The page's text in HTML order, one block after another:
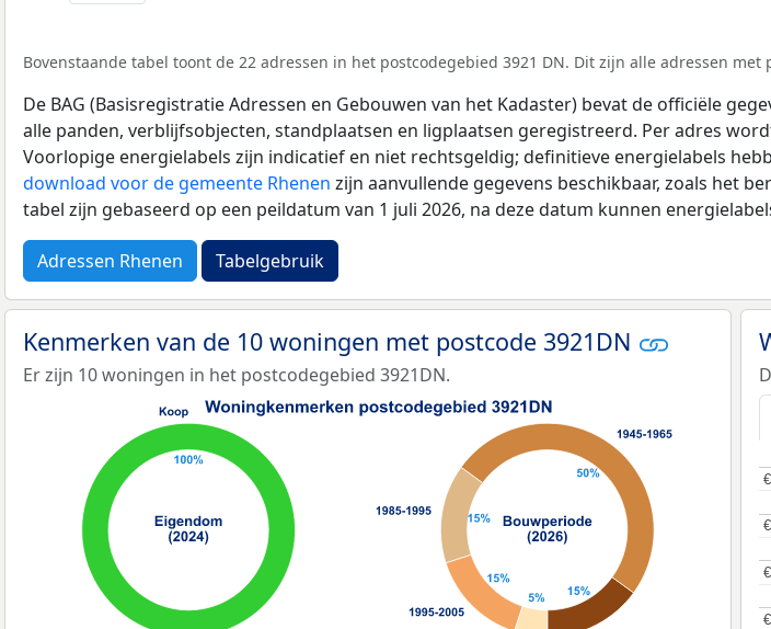
Bovenstaande tabel toont de 22 adressen in het postcodegebied 3921 DN. Dit zijn alle adressen met
De BAG (Basisregistratie Adressen en Gebouwen van het Kadaster) bevat de officiële
alle panden, verblijfsobjecten, standplaatsen en ligplaatsen geregistreerd. Per adres
Voorlopige energielabels zijn indicatief en niet rechtsgeldig; definitieve energielabels
download voor de gemeente Rhenen zijn aanvullende gegevens beschikbaar, zoals het
tabel zijn gebaseerd op een peildatum van 1 juli 2026, na deze datum kunnen
Adressen Rhenen Tabelgebruik
Kenmerken van de 10 woningen met postcode 3921DN
Er zijn 10 woningen in het postcodegebied 3921DN.